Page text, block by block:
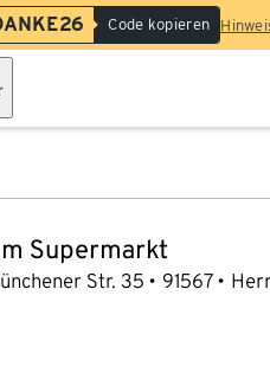
Code kopieren
Supermarkt
Str. 35 91567